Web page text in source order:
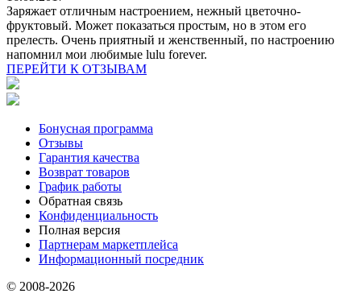
Заряжает отличным настроением, нежный цветочно-
фруктовый. Может показаться простым, но в этом его
прелесть. Очень приятный и женственный, по настроению
напомнил мои любимые lulu forever.
ПЕРЕЙТИ К ОТЗЫВАМ
Бонусная программа
Отзывы
Гарантия качества
Возврат товаров
График работы
Обратная связь
Конфиденциальность
Полная версия
Партнерам маркетплейса
Информационный посредник
© 2008-2026